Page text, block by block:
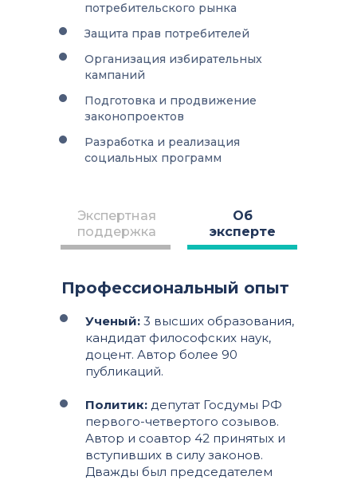
Профессиональный опыт
Ученый: 3 высших образования,
кандидат философских наук,
доцент. Автор более 90
публикаций.
Политик: депутат Госдумы РФ
первого-четвертого созывов.
Автор и соавтор 42 принятых и
вступивших в силу законов.
Дважды был председателем
Защита прав потребителей
потребительского рынка
Разработка и реализация
социальных программ
Подготовка и продвижение
законопроектов
Организация избирательных
кампаний
Экспертная
поддержка
Об
эксперте